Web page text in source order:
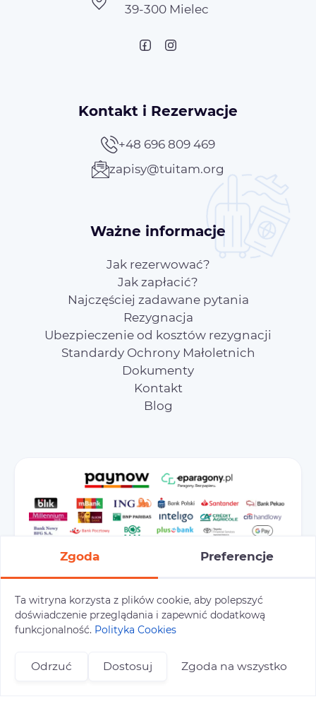
39-300 Mielec
Kontakt i Rezerwacje
+48 696 809 469
zapisy@tuitam.org
Ważne informacje
Jak rezerwować?
Jak zapłacić?
Najczęściej zadawane pytania
Rezygnacja
Ubezpieczenie od kosztów rezygnacji
Standardy Ochrony Małoletnich
Dokumenty
Kontakt
Blog
Preferencje cookies Polityka prywatności
Polityka cookies
Zgoda Preferencje
Ta witryna korzysta z plików cookie, aby polepszyć
doświadczenie przeglądania i zapewnić dodatkową
funkcjonalność. Polityka Cookies
Odrzuć Dostosuj Zgoda na wszystko